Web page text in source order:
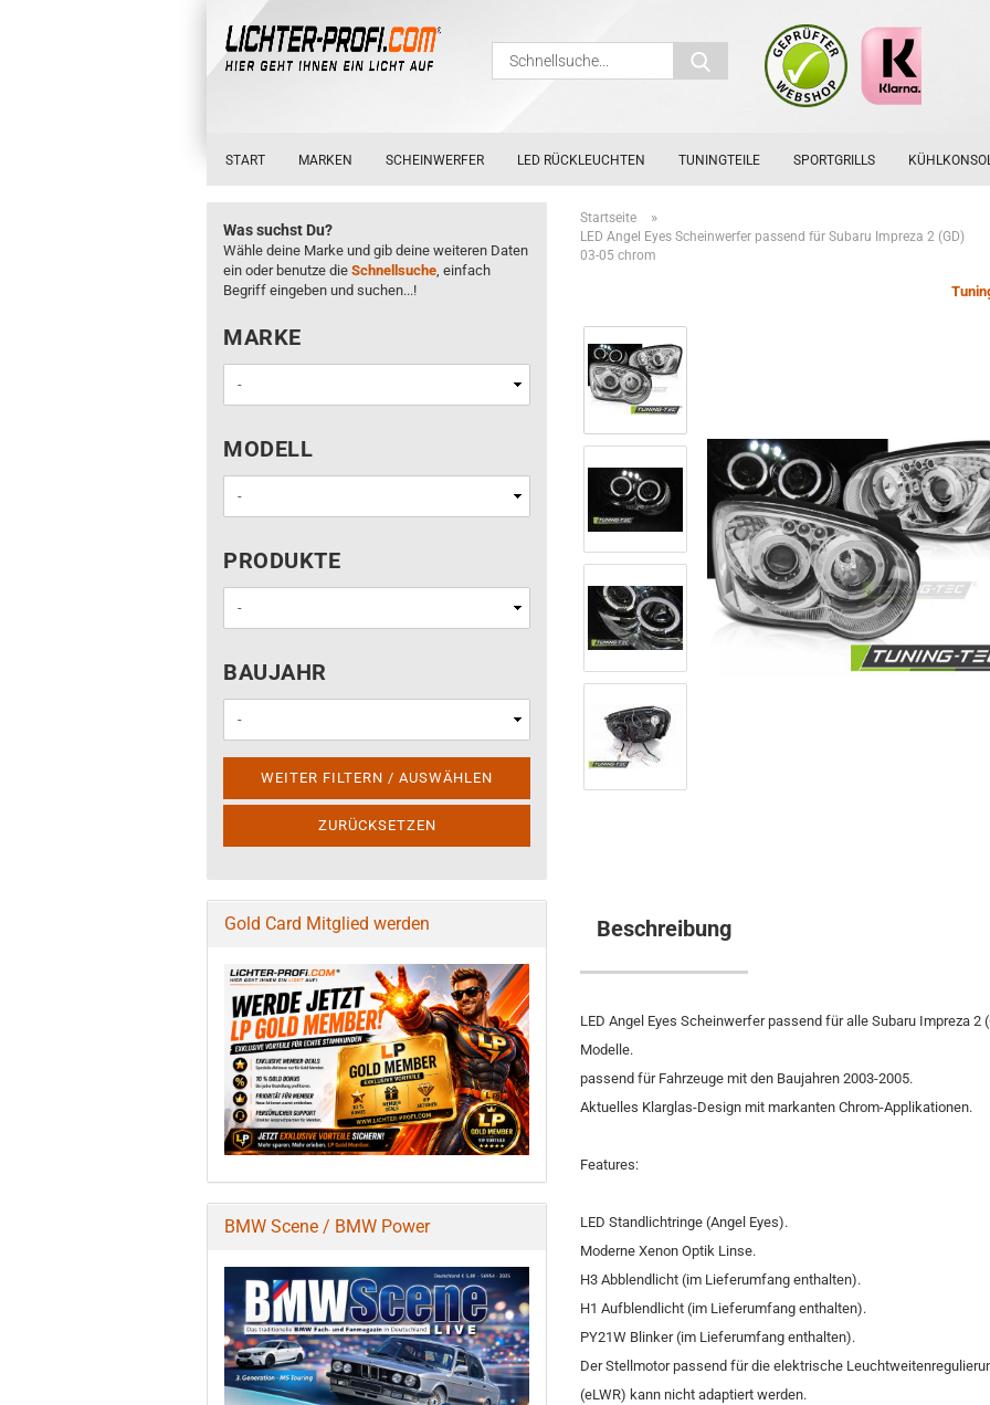
Schnellsuche...
START MARKEN SCHEINWERFER LED RÜCKLEUCHTEN TUNINGTEILE SPORTGRILLS
Startseite »
LED Angel Eyes Scheinwerfer passend für Subaru Impreza 2 (GD)
03-05 chrom
Beschreibung
LED Angel Eyes Scheinwerfer passend für alle Subaru Impreza 2
Modelle.
passend für Fahrzeuge mit den Baujahren 2003-2005.
Aktuelles Klarglas-Design mit markanten Chrom-Applikationen.
Features:
LED Standlichtringe (Angel Eyes).
Moderne Xenon Optik Linse.
H3 Abblendlicht (im Lieferumfang enthalten).
H1 Aufblendlicht (im Lieferumfang enthalten).
PY21W Blinker (im Lieferumfang enthalten).
Der Stellmotor passend für die elektrische
(eLWR) kann nicht adaptiert werden.
Was suchst Du?
Wähle deine Marke und gib deine weiteren Daten
ein oder benutze die Schnellsuche, einfach
Begriff eingeben und suchen...!
MARKE
MARKE
MODELL
MODELL
PRODUKTE
PRODUKTE
BAUJAHR
BAUJAHR
WEITER FILTERN / AUSWÄHLEN
ZURÜCKSETZEN
Gold Card Mitglied werden
BMW Scene / BMW Power